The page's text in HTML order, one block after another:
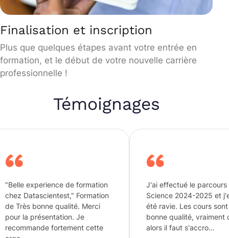
Finalisation et inscription
Plus que quelques étapes avant votre entrée en
formation, et le début de votre nouvelle carrière
professionnelle !
Témoignages
de formation
Formation
qualité. Merci
Je
fortement cette
J'ai effectué le parcours Data
Science 2024-2025 et j'en ai
été ravie. Les cours sont de très
bonne qualité, vraiment dense
alors il faut s'accro…